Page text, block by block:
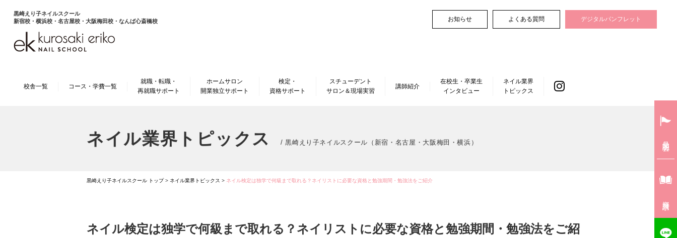
黒崎えり子ネイルスクール
新宿校・横浜校・名古屋校・大阪梅田校・なんば心斎橋校
校舎一覧 コース・学費一覧
就職・転職・
再就職サポート
ホームサロン
開業独立サポート
検定・
資格サポート
スチューデント
サロン＆現場実習
講師紹介
在校生・卒業生
インタビュー
ネイル業界
トピックス
お知らせ よくある質問 デジタルパンフレット
ネイル業界トピックス / 黒崎えり子ネイルスクール（新宿・名古屋・大阪梅田・横浜）
黒崎えり子ネイルスクール トップ> ネイル業界トピックス > ネイル検定は独学で何級まで取れる？ネイリストに必要な資格と勉強期間・勉強法をご紹介
ネイル検定は独学で何級まで取れる？ネイリストに必要な資格と勉強期間・勉強法をご紹